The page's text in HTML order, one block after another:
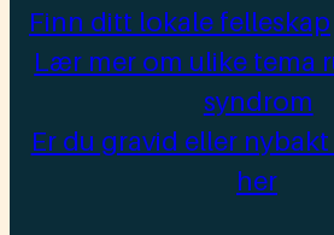
Finn ditt lokale felleskap
Lær mer om ulike tema
syndrom
Er du gravid eller
her